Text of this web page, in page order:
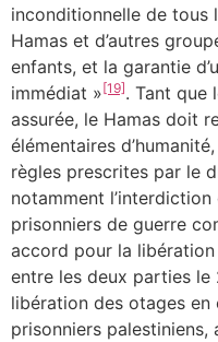
inconditionnelle de tous
Hamas et d’autres
enfants, et la garantie
immédiat »[19]. Tant que
assurée, le Hamas doit
élémentaires
règles prescrites par le
notamment l’interdiction
prisonniers de guerre
accord pour la libération
entre les deux parties
libération des otages
prisonniers palestiniens,